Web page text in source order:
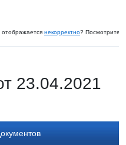
некорректно? Посмотрите
23.04.2021